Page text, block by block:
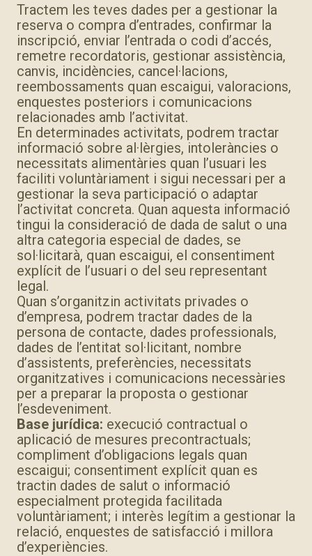
Tractem les teves dades per a gestionar la
reserva o compra d’entrades, confirmar la
inscripció, enviar l’entrada o codi d’accés,
remetre recordatoris, gestionar assistència,
canvis, incidències, cancel·lacions,
reembossaments quan escaigui, valoracions,
enquestes posteriors i comunicacions
relacionades amb l’activitat.
En determinades activitats, podrem tractar
informació sobre al·lèrgies, intoleràncies o
necessitats alimentàries quan l’usuari les
faciliti voluntàriament i sigui necessari per a
gestionar la seva participació o adaptar
l’activitat concreta. Quan aquesta informació
tingui la consideració de dada de salut o una
altra categoria especial de dades, se
sol·licitarà, quan escaigui, el consentiment
explícit de l’usuari o del seu representant
legal.
Quan s’organitzin activitats privades o
d’empresa, podrem tractar dades de la
persona de contacte, dades professionals,
dades de l’entitat sol·licitant, nombre
d’assistents, preferències, necessitats
organitzatives i comunicacions necessàries
per a preparar la proposta o gestionar
l’esdeveniment.
Base jurídica: execució contractual o
aplicació de mesures precontractuals;
compliment d’obligacions legals quan
escaigui; consentiment explícit quan es
tractin dades de salut o informació
especialment protegida facilitada
voluntàriament; i interès legítim a gestionar la
relació, enquestes de satisfacció i millora
d’experiències.